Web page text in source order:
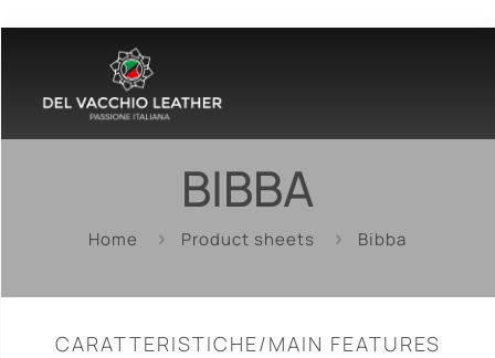
BIBBA
Home Product sheets Bibba
CARATTERISTICHE/MAIN FEATURES